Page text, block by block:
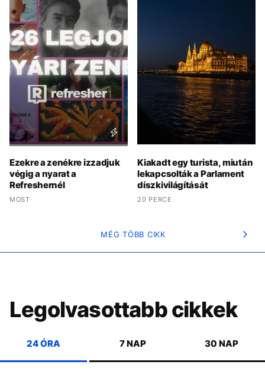
Ezekre a zenékre izzadjuk
végig a nyarat a
Refreshernél
MOST
Kiakadt egy turista, miután
lekapcsolták a Parlament
díszkivilágítását
20 PERCE
MÉG TÖBB CIKK
Legolvasottabb cikkek
24 ÓRA 7 NAP 30 NAP